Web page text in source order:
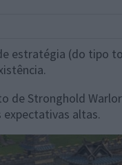
estratégia (do tipo
de Stronghold
altas.